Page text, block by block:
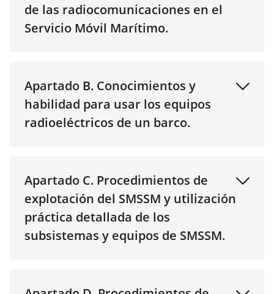
de las radiocomunicaciones en el
Servicio Móvil Marítimo.
Apartado B. Conocimientos y
habilidad para usar los equipos
radioeléctricos de un barco.
Apartado C. Procedimientos de
explotación del SMSSM y utilización
práctica detallada de los
subsistemas y equipos de SMSSM.